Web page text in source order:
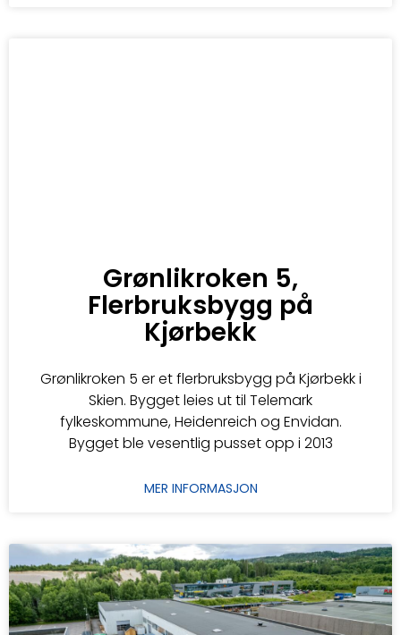
Grønlikroken 5,
Flerbruksbygg på
Kjørbekk
Grønlikroken 5 er et flerbruksbygg på Kjørbekk i
Skien. Bygget leies ut til Telemark
fylkeskommune, Heidenreich og Envidan.
Bygget ble vesentlig pusset opp i 2013
MER INFORMASJON